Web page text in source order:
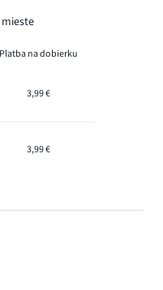
Platba na dobierku
3,99 €
3,99 €